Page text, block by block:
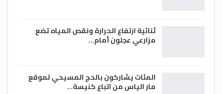
ثنائية ارتفاع الحرارة ونقص المياه تضع
مزارعي عجلون أمام…
المئات يشاركون بالحج المسيحي لموقع
مار الياس من اتباع كنيسة…